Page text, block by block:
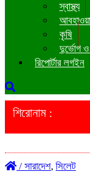
স্বাস্থ্য
কৃষি
দুর্ভোগ ও
রিপোর্টার লগইন
শিরোনাম :
/ সারাদেশ, সিলেট